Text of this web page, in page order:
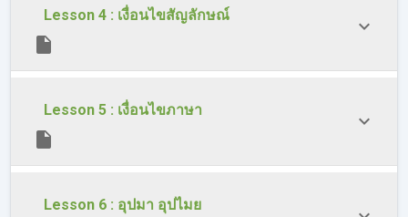
Lesson 4 : เงื่อนไขสัญลักษณ์
Lesson 5 : เงื่อนไขภาษา
Lesson 6 : อุปมา อุปไมย